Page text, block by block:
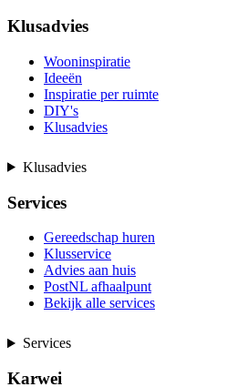
Klusadvies
Wooninspiratie
Ideeën
Inspiratie per ruimte
DIY's
Klusadvies
Klusadvies
Services
Gereedschap huren
Klusservice
Advies aan huis
PostNL afhaalpunt
Bekijk alle services
Services
Karwei